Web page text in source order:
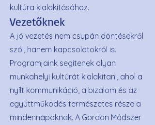
kultúra kialakításához.
Vezetőknek
A jó vezetés nem csupán döntésekről
szól, hanem kapcsolatokról is.
Programjaink segítenek olyan
munkahelyi kultúrát kialakítani, ahol a
nyílt kommunikáció, a bizalom és az
együttműködés természetes része a
mindennapoknak. A Gordon Módszer